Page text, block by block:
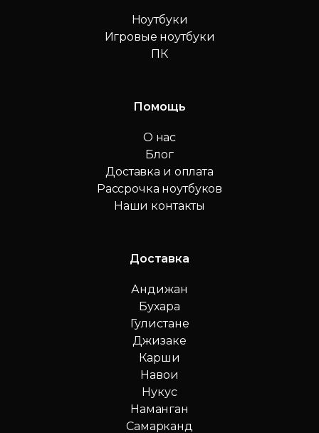
Ноутбуки
Игровые ноутбуки
ПК
Помощь
О нас
Блог
Доставка и оплата
Рассрочка ноутбуков
Наши контакты
Доставка
Андижан
Бухара
Гулистане
Джизаке
Карши
Навои
Нукус
Наманган
Самарканд